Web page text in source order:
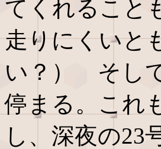
てくれること
走りにくいと
い？） そし
停まる。これ
し、深夜の23